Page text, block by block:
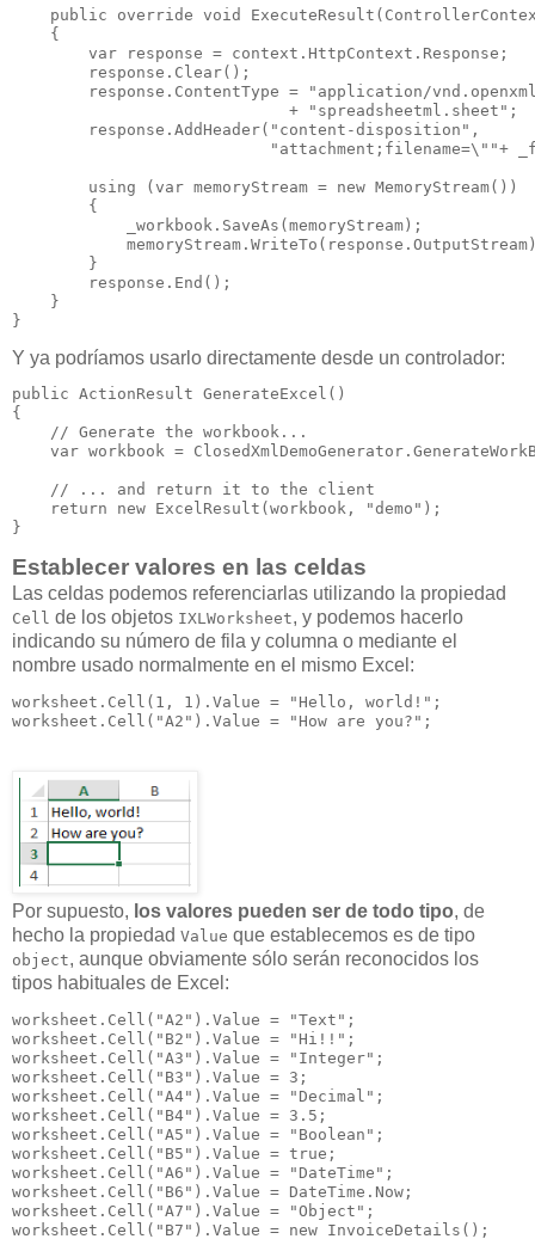
public override void
    {
        var response = context.HttpContext.Response;
        response.Clear();
response.ContentType = "application/
                             + "spreadsheetml.sheet";
        response.AddHeader("content-disposition",
"attachment;filename=\""+
        using (var memoryStream = new MemoryStream())
        {
            _workbook.SaveAs(memoryStream);
        }
        response.End();
    }
}
Y ya podríamos usarlo directamente desde un controlador:
public ActionResult GenerateExcel()
{
    // Generate the workbook...
var workbook =
    // ... and return it to the client
    return new ExcelResult(workbook, "demo");
}
Establecer valores en las celdas
Las celdas podemos referenciarlas utilizando la propiedad
Cell de los objetos IXLWorksheet, y podemos hacerlo
indicando su número de fila y columna o mediante el
nombre usado normalmente en el mismo Excel:
worksheet.Cell(1, 1).Value = "Hello, world!";
worksheet.Cell("A2").Value = "How are you?";
Por supuesto, los valores pueden ser de todo tipo, de
hecho la propiedad Value que establecemos es de tipo
object, aunque obviamente sólo serán reconocidos los
tipos habituales de Excel:
worksheet.Cell("A2").Value = "Text";
worksheet.Cell("B2").Value = "Hi!!";
worksheet.Cell("A3").Value = "Integer";
worksheet.Cell("B3").Value = 3;
worksheet.Cell("A4").Value = "Decimal";
worksheet.Cell("B4").Value = 3.5;
worksheet.Cell("A5").Value = "Boolean";
worksheet.Cell("B5").Value = true;
worksheet.Cell("A6").Value = "DateTime";
worksheet.Cell("B6").Value = DateTime.Now;
worksheet.Cell("A7").Value = "Object";
worksheet.Cell("B7").Value = new InvoiceDetails();